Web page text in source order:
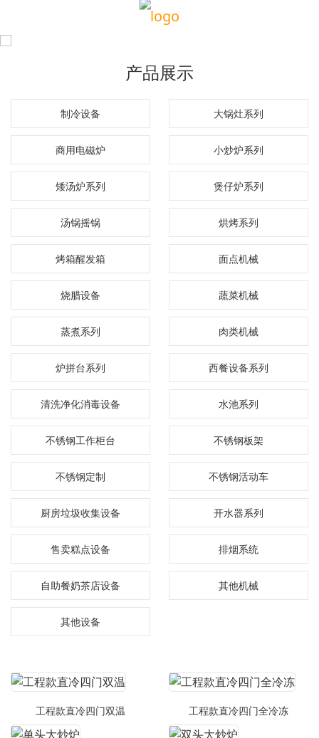
产品展示
制冷设备 大锅灶系列
商用电磁炉 小炒炉系列
矮汤炉系列 煲仔炉系列
汤锅摇锅 烘烤系列
烤箱醒发箱 面点机械
烧腊设备 蔬菜机械
蒸煮系列 肉类机械
炉拼台系列 西餐设备系列
清洗净化消毒设备 水池系列
不锈钢工作柜台 不锈钢板架
不锈钢定制 不锈钢活动车
厨房垃圾收集设备 开水器系列
售卖糕点设备 排烟系统
自助餐奶茶店设备 其他机械
其他设备
工程款直冷四门双温 工程款直冷四门全冷冻